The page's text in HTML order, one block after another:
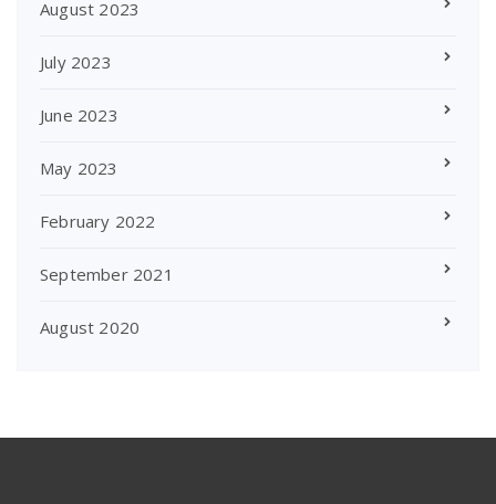
August 2023
July 2023
June 2023
May 2023
February 2022
September 2021
August 2020